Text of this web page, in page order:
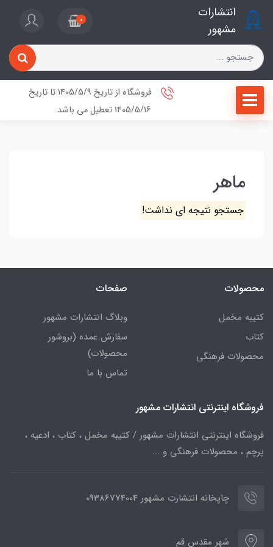
انتشارات
مشهور
0
فروشگاه از تاریخ 1405/5/9 تا تاریخ
1405/5/16 تعطیل می باشد.
ماهر
جستجو نتیجه ای نداشت!
محصولات
کتیبه مخمل
کتاب
محصولات فرهنگی
صفحات
وبلاگ انتشارات مشهور
سفارش عمده (بروشور
محصولات)
تماس با ما
فروشگاه اینترنتی انتشارات مشهور
فروشگاه اینترنتی انتشارات مشهور / کتیبه مخمل ، کتاب ، ادعیه ،
پرچم ، محصولات فرهنگی و ...
چاپخانه انتشارت مشهور 09386774004
شهر مقدس قم